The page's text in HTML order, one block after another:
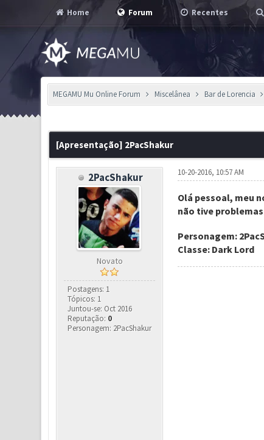
Home Forum Recentes
MEGAMU Mu Online Forum Miscelânea Bar de Lorencia
[Apresentação] 2PacShakur
2PacShakur
Novato
Postagens: 1
Tópicos: 1
Juntou-se: Oct 2016
Reputação: 0
Personagem: 2PacShakur
10-20-2016, 10:57 AM
Olá pessoal, meu
não tive
Personagem:
Classe: Dark Lord